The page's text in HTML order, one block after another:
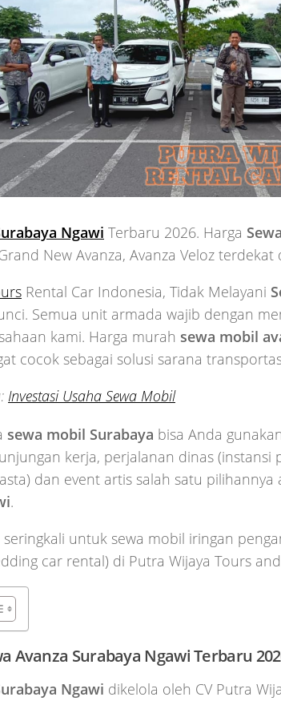
Ngawi Terbaru 2026. Harga
New Avanza, Avanza Veloz terdekat
Rental Car Indonesia, Tidak Melayani
Semua unit armada wajib dengan
kami. Harga murah sewa mobil
cocok sebagai solusi sarana
Investasi Usaha Sewa Mobil
sewa mobil Surabaya bisa Anda
kerja, perjalanan dinas
dan event artis salah satu pilihannya
.
seringkali untuk sewa mobil iringan
car rental) di Putra Wijaya Tours
Avanza Surabaya NgawiTerbaru
Ngawi dikelola oleh CV Putra